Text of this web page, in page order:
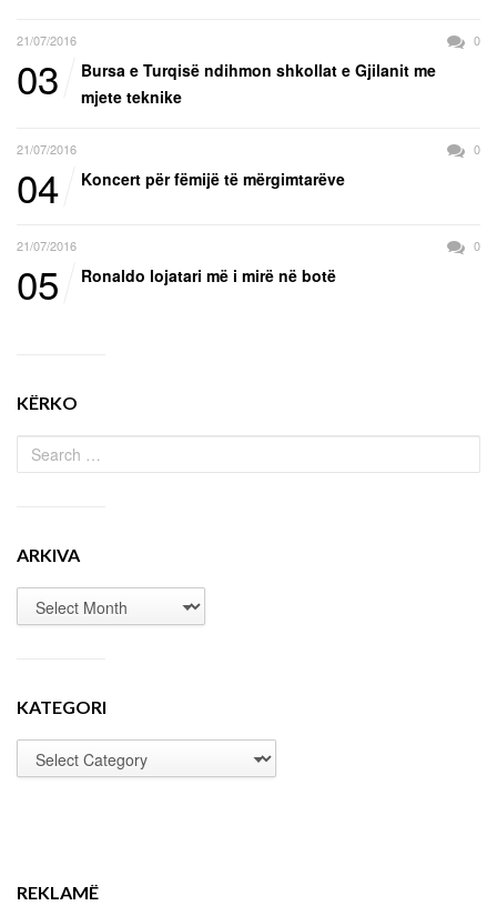
21/07/2016 0
03
Bursa e Turqisë ndihmon shkollat e Gjilanit me
mjete teknike
21/07/2016 0
04 Koncert për fëmijë të mërgimtarëve
21/07/2016 0
05 Ronaldo lojatari më i mirë në botë
KËRKO
ARKIVA
KATEGORI
REKLAMË